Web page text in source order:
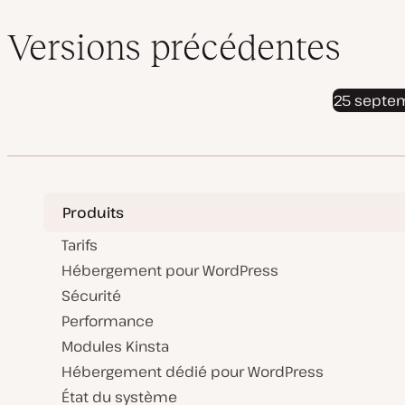
Versions précédentes
25
Produits
Tarifs
Hébergement pour WordPress
Sécurité
Performance
Modules Kinsta
Hébergement dédié pour WordPress
État du système